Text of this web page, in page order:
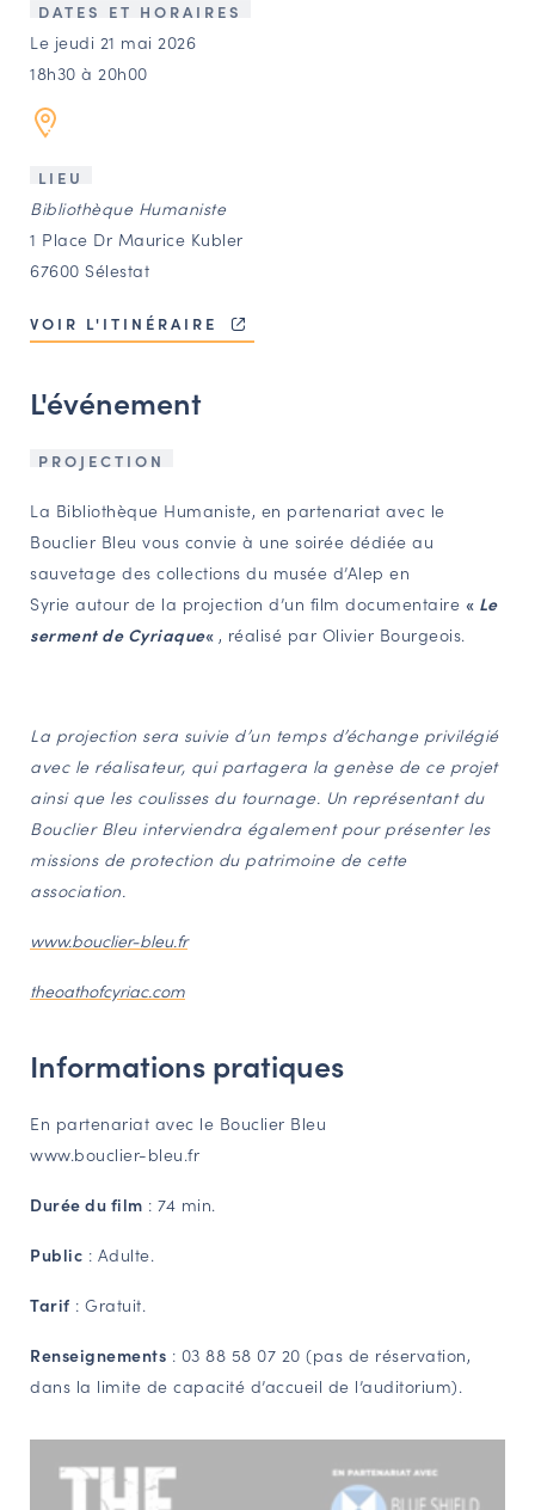
LES ACTIONS PHARES
CONTACT
Agenda
Annuaire
Ressources
OFFRES D’EMPLOI ET DE STAGE
OUTILS EN LIGNE
Espace acteurs
NAVIGATION FILTRÉE « ACTEURS »
Service Inventaire et Patrimoines de la Région Grand Est
VOUS ÊTES…
Amateurs d’histoire et de patrimoine
Responsables de structures
Étudiants & chercheurs
DATES ET HORAIRES
Le jeudi 21 mai 2026
18h30 à 20h00
LIEU
Bibliothèque Humaniste
1 Place Dr Maurice Kubler
67600 Sélestat
VOIR L'ITINÉRAIRE
L'événement
PROJECTION
La Bibliothèque Humaniste, en partenariat avec le
Bouclier Bleu vous convie à une soirée dédiée au
sauvetage des collections du musée d’Alep en
Syrie autour de la projection d’un film documentaire « Le
serment de Cyriaque« , réalisé par Olivier Bourgeois.
La projection sera suivie d’un temps d’échange privilégié
avec le réalisateur, qui partagera la genèse de ce projet
ainsi que les coulisses du tournage. Un représentant du
Bouclier Bleu interviendra également pour présenter les
missions de protection du patrimoine de cette
association.
www.bouclier-bleu.fr
theoathofcyriac.com
Informations pratiques
En partenariat avec le Bouclier Bleu
www.bouclier-bleu.fr
Durée du film : 74 min.
Public : Adulte.
Tarif : Gratuit.
Renseignements : 03 88 58 07 20 (pas de réservation,
dans la limite de capacité d’accueil de l’auditorium).